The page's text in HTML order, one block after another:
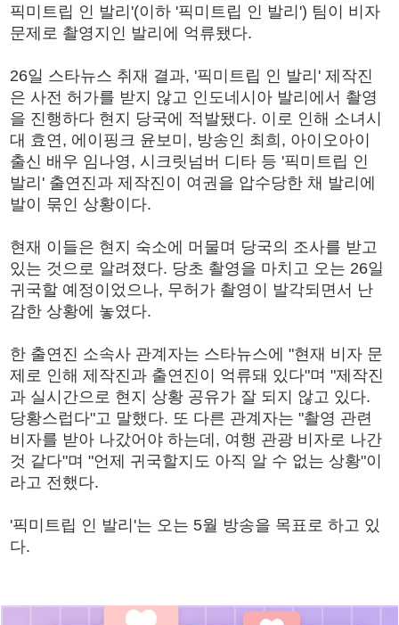
픽미트립 인 발리'(이하 '픽미트립 인 발리') 팀이 비자
문제로 촬영지인 발리에 억류됐다.
26일 스타뉴스 취재 결과, '픽미트립 인 발리' 제작진
은 사전 허가를 받지 않고 인도네시아 발리에서 촬영
을 진행하다 현지 당국에 적발됐다. 이로 인해 소녀시
대 효연, 에이핑크 윤보미, 방송인 최희, 아이오아이
출신 배우 임나영, 시크릿넘버 디타 등 '픽미트립 인
발리' 출연진과 제작진이 여권을 압수당한 채 발리에
발이 묶인 상황이다.
현재 이들은 현지 숙소에 머물며 당국의 조사를 받고
있는 것으로 알려졌다. 당초 촬영을 마치고 오는 26일
귀국할 예정이었으나, 무허가 촬영이 발각되면서 난
감한 상황에 놓였다.
한 출연진 소속사 관계자는 스타뉴스에 "현재 비자 문
제로 인해 제작진과 출연진이 억류돼 있다"며 "제작진
과 실시간으로 현지 상황 공유가 잘 되지 않고 있다.
당황스럽다"고 말했다. 또 다른 관계자는 "촬영 관련
비자를 받아 나갔어야 하는데, 여행 관광 비자로 나간
것 같다"며 "언제 귀국할지도 아직 알 수 없는 상황"이
라고 전했다.
'픽미트립 인 발리'는 오는 5월 방송을 목표로 하고 있
다.